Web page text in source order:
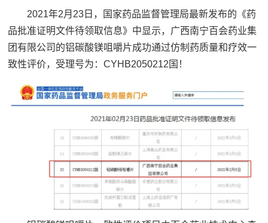
2021年2月23日，国家药品监督管理局最新发布的《药
品批准证明文件待领取信息》中显示，广西南宁百会药业集
团有限公司的铝碳酸镁咀嚼片成功通过仿制药质量和疗效一
致性评价，受理号为：CYHB2050212国！